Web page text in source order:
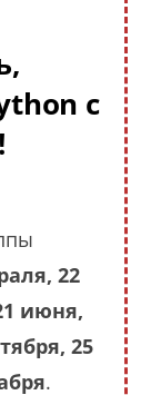
с
22
июня,
25
.